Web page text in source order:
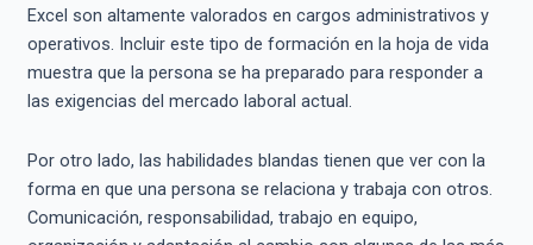
Excel son altamente valorados en cargos administrativos y
operativos. Incluir este tipo de formación en la hoja de vida
muestra que la persona se ha preparado para responder a
las exigencias del mercado laboral actual.
Por otro lado, las habilidades blandas tienen que ver con la
forma en que una persona se relaciona y trabaja con otros.
Comunicación, responsabilidad, trabajo en equipo,